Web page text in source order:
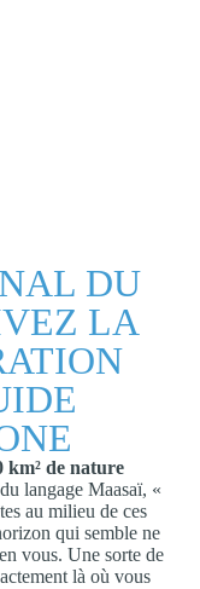
DU
LA
km² de nature
langage Maasaï, «
au milieu de ces
qui semble ne
vous. Une sorte de
là où vous